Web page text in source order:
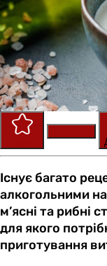
Існує багато
алкогольними
м’ясні та рибні
для якого
приготування